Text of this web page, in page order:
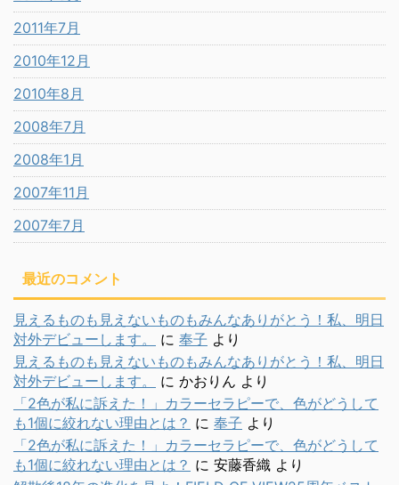
2011年7月
2010年12月
2010年8月
2008年7月
2008年1月
2007年11月
2007年7月
最近のコメント
見えるものも見えないものもみんなありがとう！私、明日
対外デビューします。
に 奉子 より
見えるものも見えないものもみんなありがとう！私、明日
対外デビューします。
に かおりん より
「2色が私に訴えた！」カラーセラピーで、色がどうして
も1個に絞れない理由とは？ に 奉子 より
「2色が私に訴えた！」カラーセラピーで、色がどうして
も1個に絞れない理由とは？ に 安藤香織 より